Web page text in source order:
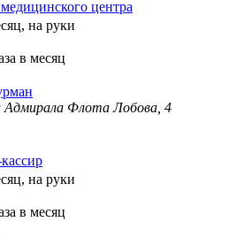
центра
на руки
в месяц
Адмирала Флота Лобова, 4
на руки
в месяц